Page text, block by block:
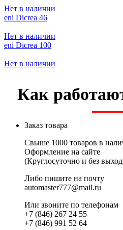
Нет в наличии
eni Dicrea 46
Нет в наличии
eni Dicrea 100
Нет в наличии
Как
Заказ товара
Свыше 1000 товаров в
Оформление на сайте
(Круглосуточно и без
Либо пишите на почту
automaster777@mail.ru
Или звоните по телефонам
+7 (846) 267 24 55
+7 (846) 991 52 64